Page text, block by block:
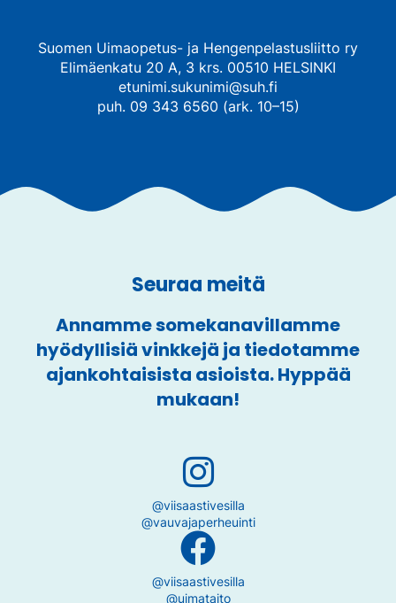
Suomen Uimaopetus- ja Hengenpelastusliitto ry
Elimäenkatu 20 A, 3 krs. 00510 HELSINKI
etunimi.sukunimi@suh.fi
puh. 09 343 6560 (ark. 10–15)
Seuraa meitä
Annamme somekanavillamme
hyödyllisiä vinkkejä ja tiedotamme
ajankohtaisista asioista. Hyppää
mukaan!
@viisaastivesilla
@vauvajaperheuinti
@viisaastivesilla
@uimataito